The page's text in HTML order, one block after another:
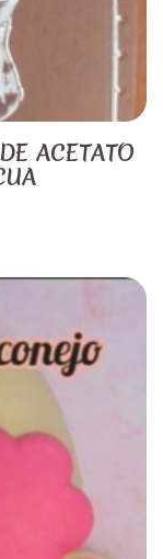
ACETATO